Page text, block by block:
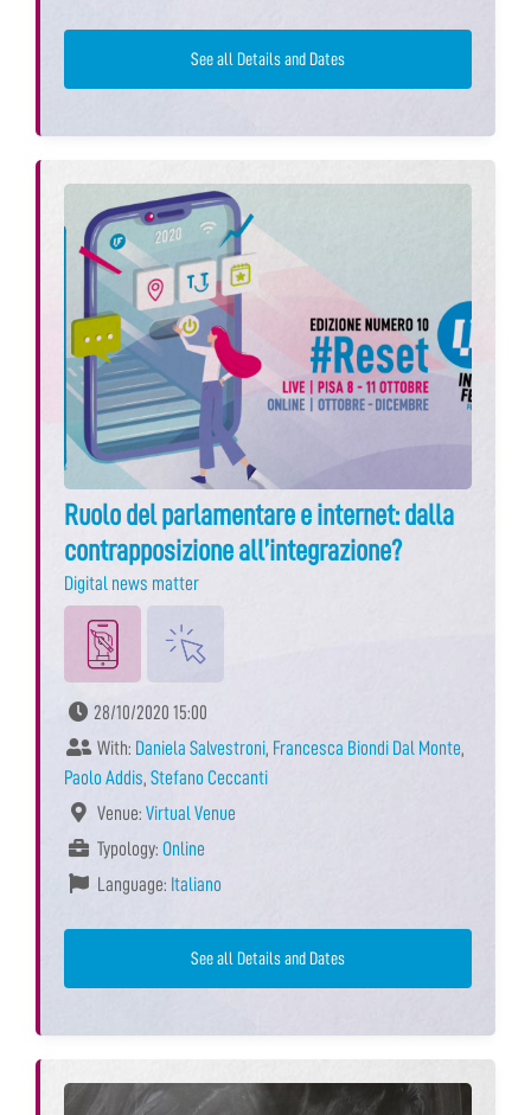
See all Details and Dates
Ruolo del parlamentare e internet: dalla
contrapposizione all’integrazione?
Digital news matter
28/10/2020 15:00
With: Daniela Salvestroni, Francesca Biondi Dal Monte,
Paolo Addis, Stefano Ceccanti
Venue: Virtual Venue
Typology: Online
Language: Italiano
See all Details and Dates